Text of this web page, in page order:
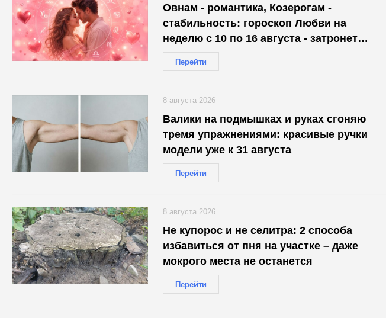
Овнам - романтика, Козерогам -
стабильность: гороскоп Любви на
неделю с 10 по 16 августа - затронет
Перейти
Валики на подмышках и руках сгоняю
тремя упражнениями: красивые ручки
модели уже к 31 августа
Перейти
8 августа 2026
Не купорос и не селитра: 2 способа
избавиться от пня на участке – даже
мокрого места не останется
Перейти
8 августа 2026